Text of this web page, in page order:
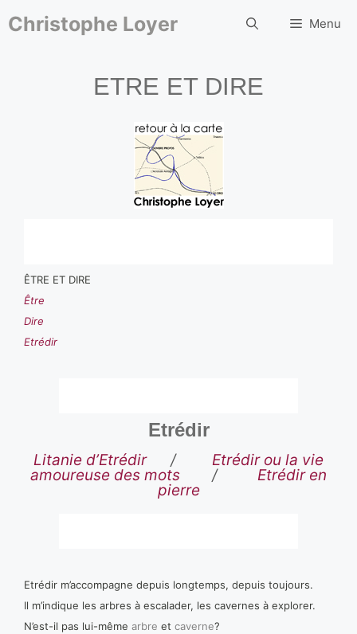
contenu
Christophe Loyer Menu
ETRE ET DIRE
ÊTRE ET DIRE
Être
Dire
Etrédir
Etrédir
Litanie d’Etrédir/ Etrédir ou la vie
amoureuse des mots
/ Etrédir en
pierre
Etrédir m’accompagne depuis longtemps, depuis toujours.
Il m’indique les arbres à escalader, les cavernes à explorer.
N’est-il pas lui-même arbre et caverne?